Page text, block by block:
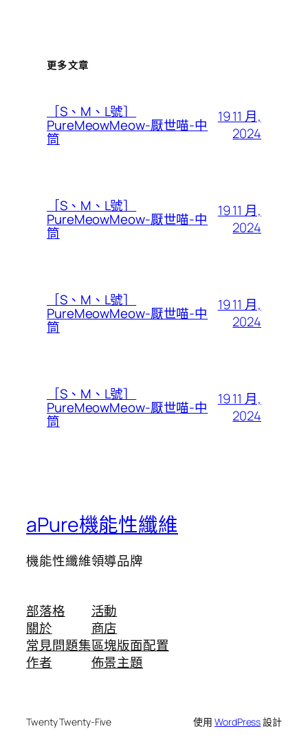
更多文章
［S、M、L號］
PureMeowMeow-厭世喵-中
筒
19 11 月,
2024
［S、M、L號］
PureMeowMeow-厭世喵-中
筒
19 11 月,
2024
［S、M、L號］
PureMeowMeow-厭世喵-中
筒
19 11 月,
2024
［S、M、L號］
PureMeowMeow-厭世喵-中
筒
19 11 月,
2024
aPure機能性纖維
機能性纖維領導品牌
部落格
關於
常見問題集
作者
活動
商店
區塊版面配置
佈景主題
Twenty Twenty-Five 使用WordPress設計